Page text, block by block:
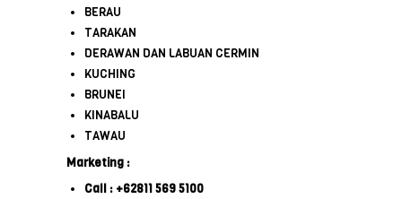
BERAU
TARAKAN
DERAWAN DAN LABUAN CERMIN
KUCHING
BRUNEI
KINABALU
TAWAU
Marketing :
Call : +62811 569 5100